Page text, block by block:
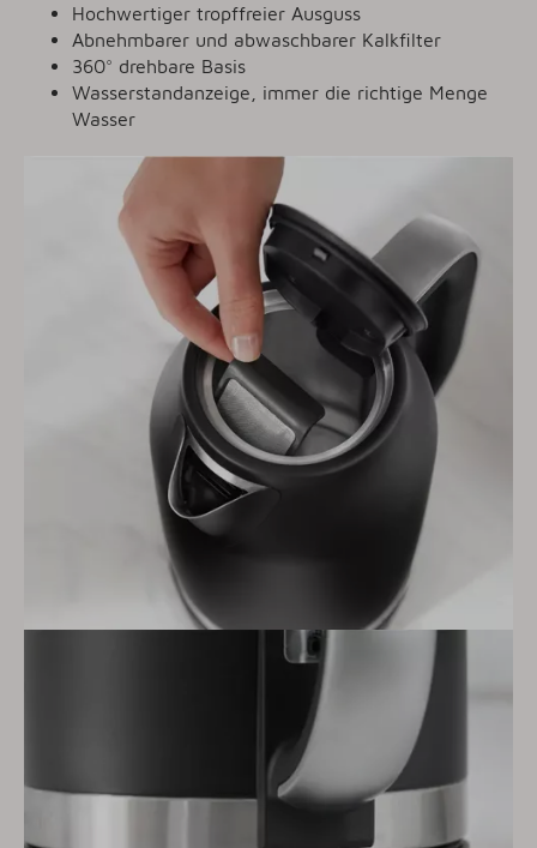
Hochwertiger tropffreier Ausguss
Abnehmbarer und abwaschbarer Kalkfilter
360° drehbare Basis
Wasserstandanzeige, immer die richtige Menge
Wasser